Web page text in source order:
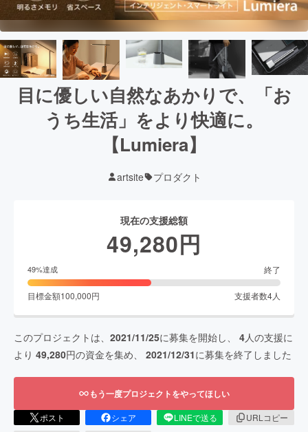
目に優しい自然なあかりで、「お
うち生活」をより快適に。
【Lumiera】
artsite プロダクト
現在の支援総額
49,280円
49%達成 終了
目標金額100,000円 支援者数4人
このプロジェクトは、 2021/11/25に募集を開始し、 4人の支援に
より 49,280円の資金を集め、 2021/12/31に募集を終了しました
もう一度プロジェクトをやってほしい
ポスト シェア LINEで送る
URLコピー